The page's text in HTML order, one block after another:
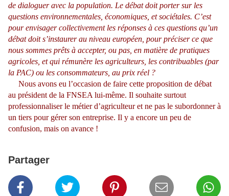
de dialoguer avec la population. Le débat doit porter sur les
questions environnementales, économiques, et sociétales. C’est
pour envisager collectivement les réponses à ces questions qu’un
débat doit s’instaurer au niveau européen, pour préciser ce que
nous sommes prêts à accepter, ou pas, en matière de pratiques
agricoles, et qui rémunère les agriculteurs, les contribuables (par
la PAC) ou les consommateurs, au prix réel ?
Nous avons eu l’occasion de faire cette proposition de débat
au président de la FNSEA lui-même. Il souhaite surtout
professionnaliser le métier d’agriculteur et ne pas le subordonner à
un tiers pour gérer son entreprise. Il y a encore un peu de
confusion, mais on avance !
Partager